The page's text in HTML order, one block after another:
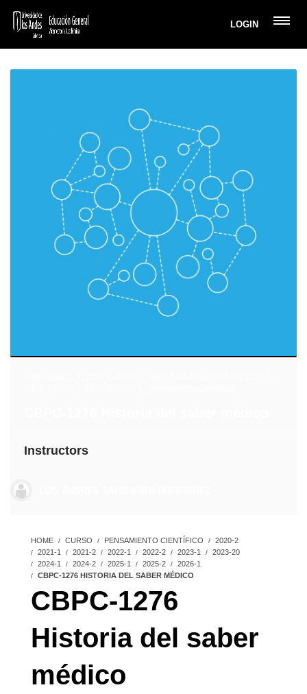
LOGIN
Instructors
HOME CURSO PENSAMIENTO CIENTÍFICO
2020-2
2021-1
2021-2 2022-1 2022-2 2023-1
2023-20
2024-1
2024-2 2025-1 2025-2
2026-1
CBPC-1276 HISTORIA DEL SABER MÉDICO
CBPC-1276
Historia del saber
médico